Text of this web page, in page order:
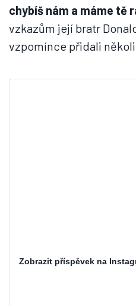
chybíš nám a máme tě
vzkazům její bratr
vzpomínce přidali
Zobrazit příspěvek na